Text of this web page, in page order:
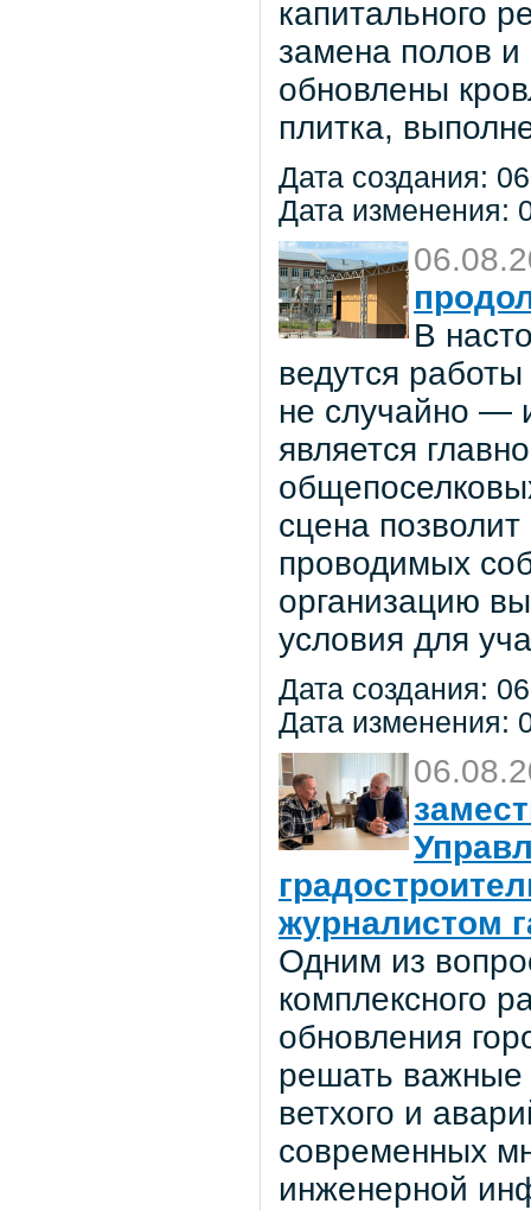
капитального
замена полов
обновлены
плитка,
Дата создания:
Дата изменения:
В
ведутся
не случайно —
является
сцена
проводимых
организацию
условия для
Дата создания:
Дата изменения:
журналистом
Одним из
комплексного
обновления
решать важные
ветхого и
современных
инженерной